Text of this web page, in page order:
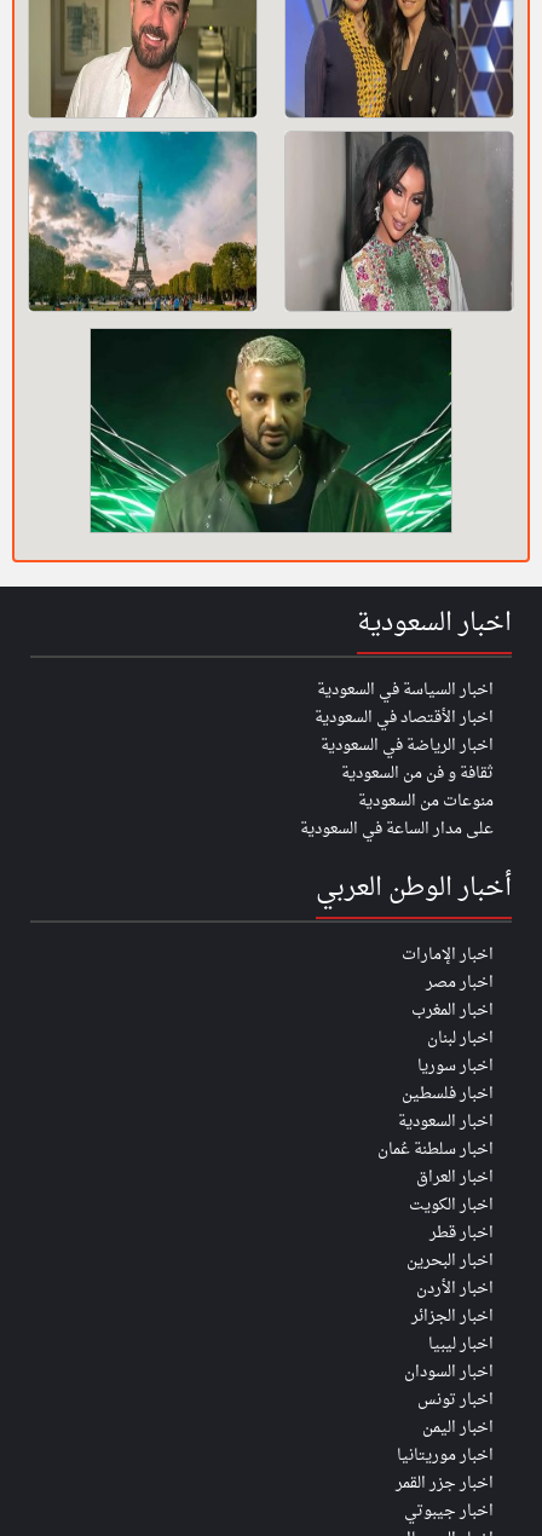
اخبار السعودية
اخبار السياسة في السعودية
اخبار الأقتصاد في السعودية
اخبار الرياضة في السعودية
ثقافة و فن من السعودية
منوعات من السعودية
على مدار الساعة في السعودية
أخبار الوطن العربي
اخبار الإمارات
اخبار مصر
اخبار المغرب
اخبار لبنان
اخبار سوريا
اخبار فلسطين
اخبار السعودية
اخبار سلطنة عُمان
اخبار العراق
اخبار الكويت
اخبار قطر
اخبار البحرين
اخبار الأردن
اخبار الجزائر
اخبار ليبيا
اخبار السودان
اخبار تونس
اخبار اليمن
اخبار موريتانيا
اخبار جزر القمر
اخبار جيبوتي